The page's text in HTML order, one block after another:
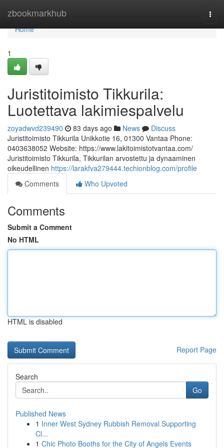
zbookmarkhub
Home
Home
1
Juristitoimisto Tikkurila:
Luotettava lakimiespalvelu
zoyadwvd239490 83 days ago News
Discuss
Juristitoimisto Tikkurila Unikkotie 16, 01300 Vantaa Phone:
0403638052 Website: https://www.lakitoimistotvantaa.com/
Juristitoimisto Tikkurila, Tikkurilan arvostettu ja dynaaminen
oikeudellinen https://larakfva279444.techionblog.com/profile
Comments
Who Upvoted
Comments
Submit a Comment
No HTML
HTML is disabled
Report Page
Search
Go
Published News
1 Inner West Sydney Rubbish Removal Supporting
Cl...
1 Chic Photo Booths for the City of Angels Events